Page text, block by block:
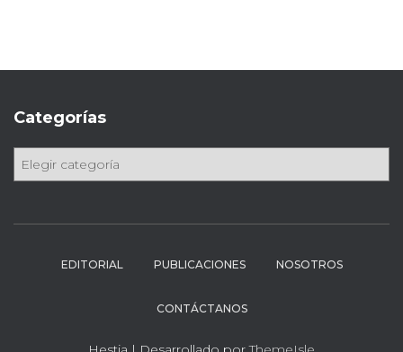
Categorías
EDITORIAL PUBLICACIONES NOSOTROS
CONTÁCTANOS